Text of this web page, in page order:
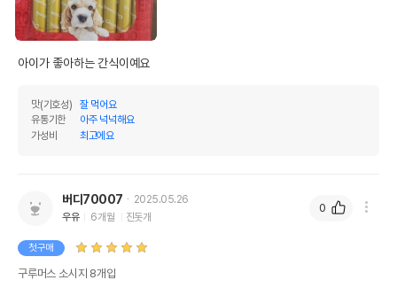
아이가 좋아하는 간식이예요
맛(기호성)
잘 먹어요
유통기한
아주 넉넉해요
가성비
최고에요
버디70007
2025.05.26
우유
6개월 진돗개
첫구매
구루머스 소시지 8개입
0